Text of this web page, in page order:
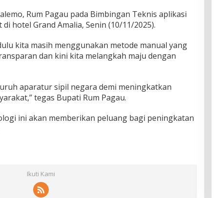
Rum Pagau pada Bimbingan Teknis aplikasi
hotel Grand Amalia, Senin (10/11/2025).
kita masih menggunakan metode manual yang
dan kini kita melangkah maju dengan
aparatur sipil negara demi meningkatkan
tegas Bupati Rum Pagau.
ini akan memberikan peluang bagi peningkatan
Ikuti Kami